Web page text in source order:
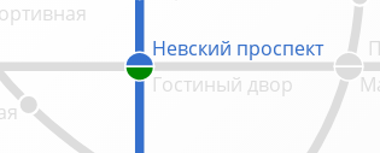
Невский проспект
Гостиный двор
Невский проспект